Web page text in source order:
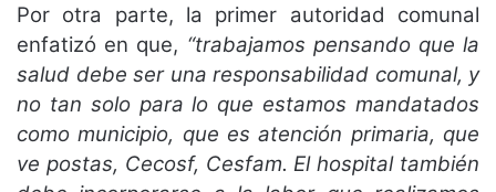
Por otra parte, la primer autoridad comunal
enfatizó en que, “trabajamos pensando que la
salud debe ser una responsabilidad comunal, y
no tan solo para lo que estamos mandatados
como municipio, que es atención primaria, que
ve postas, Cecosf, Cesfam. El hospital también